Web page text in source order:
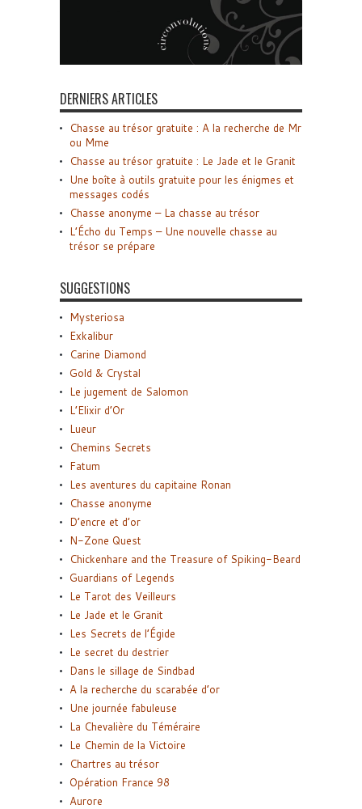
DERNIERS ARTICLES
Chasse au trésor gratuite : A la recherche de Mr
ou Mme
Chasse au trésor gratuite : Le Jade et le Granit
Une boîte à outils gratuite pour les énigmes et
messages codés
Chasse anonyme – La chasse au trésor
L’Écho du Temps – Une nouvelle chasse au
trésor se prépare
SUGGESTIONS
Mysteriosa
Exkalibur
Carine Diamond
Gold & Crystal
Le jugement de Salomon
L’Elixir d’Or
Lueur
Chemins Secrets
Fatum
Les aventures du capitaine Ronan
Chasse anonyme
D’encre et d’or
N-Zone Quest
Chickenhare and the Treasure of Spiking-Beard
Guardians of Legends
Le Tarot des Veilleurs
Le Jade et le Granit
Les Secrets de l’Égide
Le secret du destrier
Dans le sillage de Sindbad
A la recherche du scarabée d’or
Une journée fabuleuse
La Chevalière du Téméraire
Le Chemin de la Victoire
Chartres au trésor
Opération France 98
Aurore